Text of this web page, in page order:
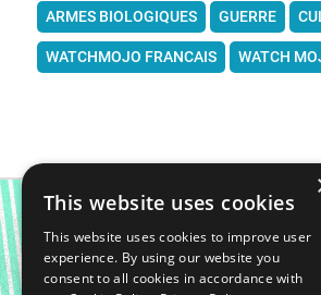
ARMES BIOLOGIQUES GUERRE
WATCHMOJO FRANCAIS WATCH
This website uses cookies
This website uses cookies to improve user
experience. By using our website you
consent to all cookies in accordance with